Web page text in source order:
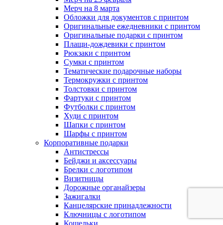
Мерч на 8 марта
Обложки для документов с принтом
Оригинальные ежедневники с принтом
Оригинальные подарки с принтом
Плащи-дождевики с принтом
Рюкзаки с принтом
Сумки с принтом
Тематические подарочные наборы
Термокружки с принтом
Толстовки с принтом
Фартуки с принтом
Футболки с принтом
Худи с принтом
Шапки с принтом
Шарфы с принтом
Корпоративные подарки
Антистрессы
Бейджи и аксессуары
Брелки с логотипом
Визитницы
Дорожные органайзеры
Зажигалки
Канцелярские принадлежности
Ключницы с логотипом
Кошельки